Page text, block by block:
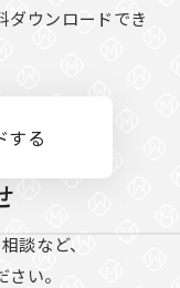
ダウンロードでき
する
談など、
い。